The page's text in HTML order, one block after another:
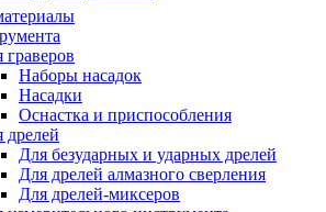
граверов
Наборы насадок
Насадки
Оснастка и приспособления
дрелей
Для безударных и ударных дрелей
Для дрелей алмазного сверления
Для дрелей-миксеров